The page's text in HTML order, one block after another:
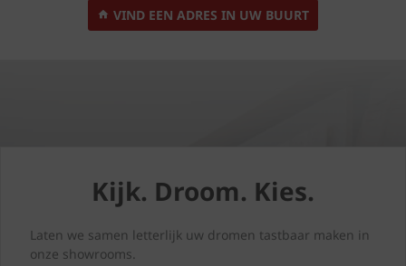
VIND EEN ADRES IN UW BUURT
Kijk. Droom. Kies.
Laten we samen letterlijk uw dromen tastbaar maken in
onze showrooms.